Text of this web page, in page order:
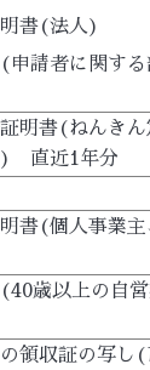
書(法人)
請者に関する
明書(ねんきん
) 直近1年分
書(個人事業
(40歳以上の自
領収証の写し